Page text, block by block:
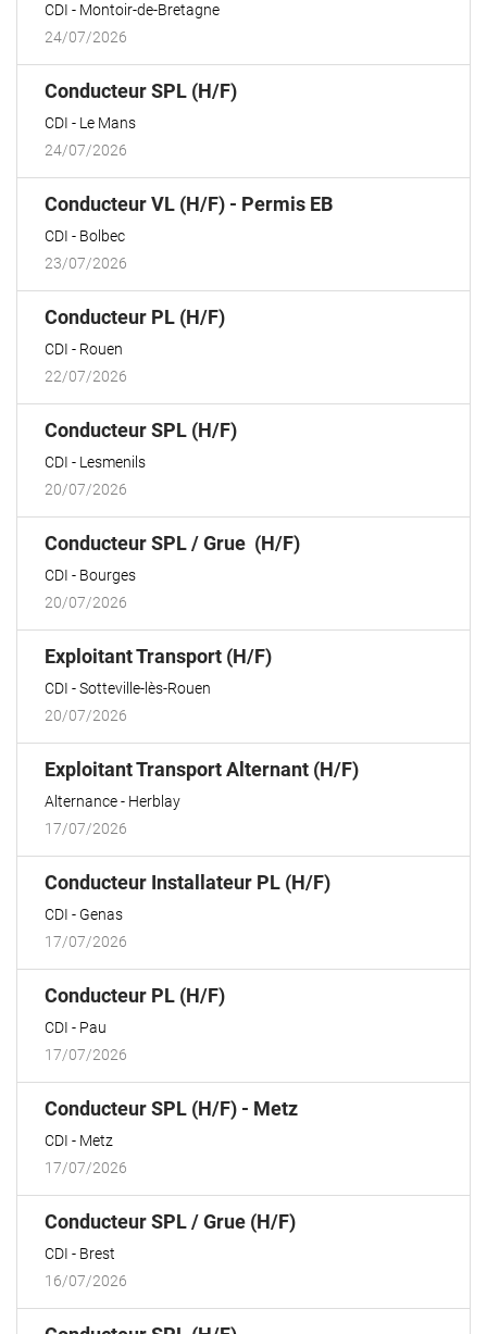
CDI
Montoir-de-Bretagne
24/07/2026
Conducteur SPL (H/F)(Nouvelle
CDI
Le Mans
24/07/2026
Conducteur VL (H/F) - Permis EB(Nouvelle
CDI
Bolbec
23/07/2026
Conducteur PL (H/F)(Nouvelle
CDI
Rouen
22/07/2026
Conducteur SPL (H/F)(Nouvelle
CDI
Lesmenils
20/07/2026
Conducteur SPL / Grue (H/F)(Nouvelle
CDI
Bourges
20/07/2026
Exploitant Transport (H/F)(Nouvelle
CDI
Sotteville-lès-Rouen
20/07/2026
Exploitant Transport Alternant (H/F)(Nouvelle
Alternance
Herblay
17/07/2026
Conducteur Installateur PL (H/F)(Nouvelle
CDI
Genas
17/07/2026
Conducteur PL (H/F)(Nouvelle
CDI
Pau
17/07/2026
Conducteur SPL (H/F) - Metz(Nouvelle
CDI
Metz
17/07/2026
Conducteur SPL / Grue (H/F)(Nouvelle
CDI
Brest
16/07/2026